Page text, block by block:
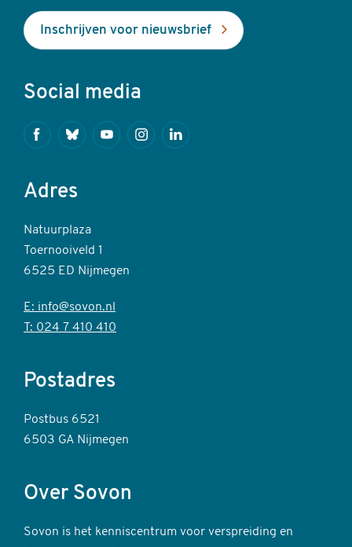
Inschrijven voor nieuwsbrief
Social media
FacebookBlueskyYoutubeInstagramLinkedin
Adres
Natuurplaza
Toernooiveld 1
6525 ED Nijmegen
E: info@sovon.nl
T: 024 7 410 410
Postadres
Postbus 6521
6503 GA Nijmegen
Over Sovon
Sovon is het kenniscentrum voor verspreiding en